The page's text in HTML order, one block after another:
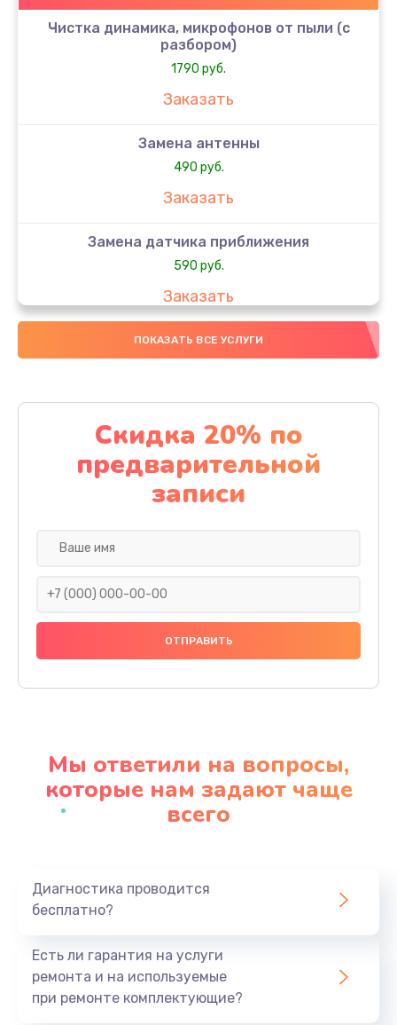
Чистка динамика, микрофонов от пыли (с
разбором)
1790 руб.
Заказать
Замена антенны
490 руб.
Заказать
Замена датчика приближения
590 руб.
Заказать
Замена стекла
Обновление ПО
890 руб.
Заказать
Заказать
Замена аккумулятора
620 руб.
Заказать
940 руб.
Заказать
Заказать
490 руб.
Заказать
ПОКАЗАТЬ ВСЕ УСЛУГИ
Скидка 20% по
предварительной
записи
Мы ответили на вопросы,
которые нам задают чаще
всего
Диагностика проводится
бесплатно?
Есть ли гарантия на услуги
ремонта и на используемые
при ремонте комплектующие?